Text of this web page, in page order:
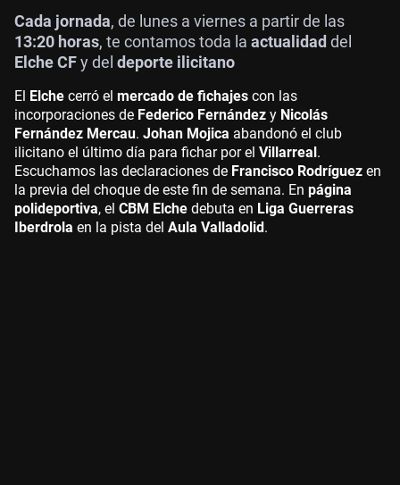
Cada jornada, de lunes a viernes a partir de las
13:20 horas, te contamos toda la actualidad del
Elche CFy del deporte ilicitano
El Elche cerró el mercado de fichajes con las
incorporaciones de Federico Fernández y Nicolás
Fernández Mercau. Johan Mojica abandonó el club
ilicitano el último día para fichar por el Villarreal.
Escuchamos las declaraciones de Francisco Rodríguez en
la previa del choque de este fin de semana. En página
polideportiva, el CBM Elche debuta en Liga Guerreras
Iberdrola en la pista del Aula Valladolid.